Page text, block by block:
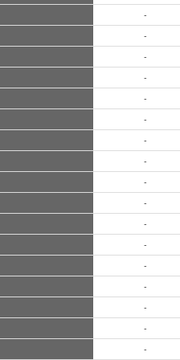
-
-
-
-
-
-
-
-
-
-
-
-
-
-
-
-
-